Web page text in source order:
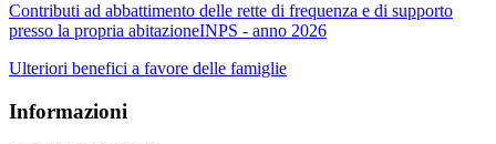
Contributi ad abbattimento delle rette di frequenza e di supporto
presso la propria abitazioneINPS - anno 2026
Ulteriori benefici a favore delle famiglie
Informazioni